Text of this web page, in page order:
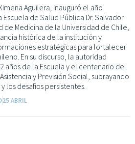
Aguilera, inauguró el año
de Salud Pública Dr. Salvador
de Medicina de la Universidad de Chile,
histórica de la institución y
estratégicas para fortalecer
En su discurso, la autoridad
años de la Escuela y el centenario del
y Previsión Social, subrayando
los desafíos persistentes.
25 ABRIL